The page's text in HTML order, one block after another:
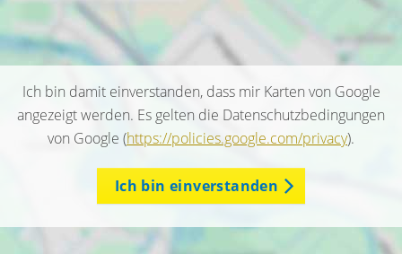
Ich bin damit einverstanden, dass mir Karten von Google
angezeigt werden. Es gelten die Datenschutzbedingungen
von Google (https://policies.google.com/privacy).
Ich bin einverstanden